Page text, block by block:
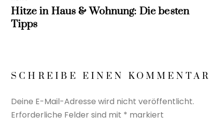
Hitze in Haus & Wohnung: Die besten
Tipps
SCHREIBE EINEN KOMMENTAR
Deine E-Mail-Adresse wird nicht veröffentlicht.
Erforderliche Felder sind mit * markiert